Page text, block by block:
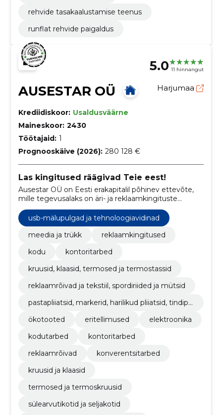
rehvide tasakaalustamise teenus
runflat rehvide paigaldus
5.0 11 hinnangut
AUSESTAR OÜ Harjumaa
Krediidiskoor: Usaldusväärne
Maineskoor: 2430
Töötajaid: 1
Prognooskäive (2026): 280 128 €
Las kingitused räägivad Teie eest!
Ausestar OÜ on Eesti erakapitalil põhinev ettevõte,
mille tegevusalaks on äri- ja reklaamkingituste
usb-mälupulgad ja tehnoloogiavidinad
meedia ja trükk
reklaamkingitused
kodu
kontoritarbed
kruusid, klaasid, termosed ja termostassid
reklaamrõivad ja tekstiil, spordiriided ja mütsid
pastapliiatsid, markerid, harilikud pliiatsid, tindiplii
ökotooted
eritellimused
elektroonika
kodutarbed
kontoritarbed
reklaamrõivad
konverentsitarbed
kruusid ja klaasid
termosed ja termoskruusid
sülearvutikotid ja seljakotid